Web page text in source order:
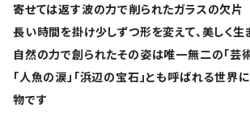
寄せては返す波の力で削られたガラスの欠片
長い時間を掛け少しずつ形を変えて、美しく
自然の力で創られたその姿は唯一無二の「芸
「人魚の涙」「浜辺の宝石」とも呼ばれる世界
物です